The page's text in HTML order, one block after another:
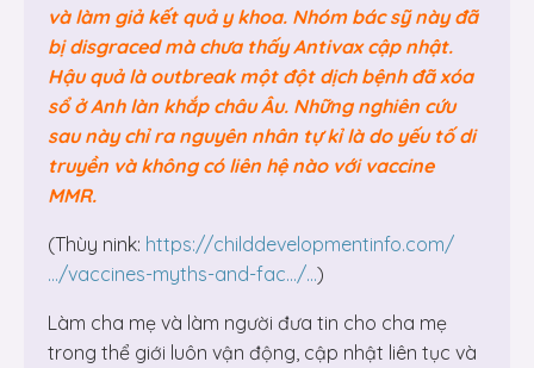
và làm giả kết quả y khoa. Nhóm bác sỹ này đã
bị disgraced mà chưa thấy Antivax cập nhật.
Hậu quả là outbreak một đột dịch bệnh đã xóa
sổ ở Anh làn khắp châu Âu. Những nghiên cứu
sau này chỉ ra nguyên nhân tự kỉ là do yếu tố di
truyền và không có liên hệ nào với vaccine
MMR.
(Thùy nink: https://childdevelopmentinfo.com/
…/vaccines-myths-and-fac…/…)
Làm cha mẹ và làm người đưa tin cho cha mẹ
trong thể giới luôn vận động, cập nhật liên tục và